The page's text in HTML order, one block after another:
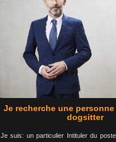
Je recherche une
dogsitter
Je suis: un particulier Intituler du